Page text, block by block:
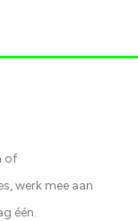
of
werk mee aan
één.